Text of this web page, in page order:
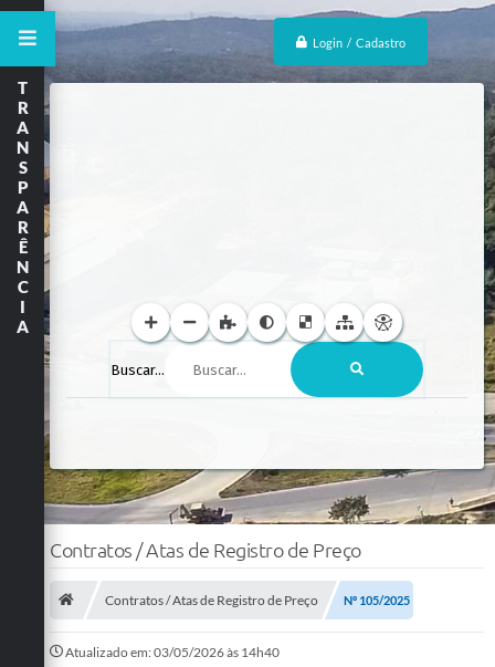
Login / Cadastro
Buscar...
T
R
A
N
S
P
A
R
Ê
N
C
I
A
Contratos / Atas de Registro de Preço
Contratos / Atas de Registro de Preço Nº 105/2025
Atualizado em: 03/05/2026 às 14h40